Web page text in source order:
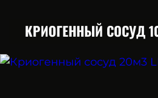
КРИОГЕННЫЙ СОСУД